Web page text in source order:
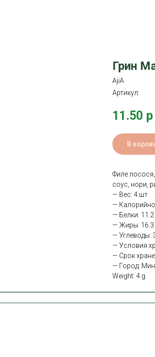
Грин
AjiA
Артикул:
11.50 р
В
Филе
соус, нори,
— Вес: 4 шт
—
— Белки: 11.2
— Жиры: 16.3
— Углеводы:
— Условия
— Срок
— Город:
Weight: 4 g